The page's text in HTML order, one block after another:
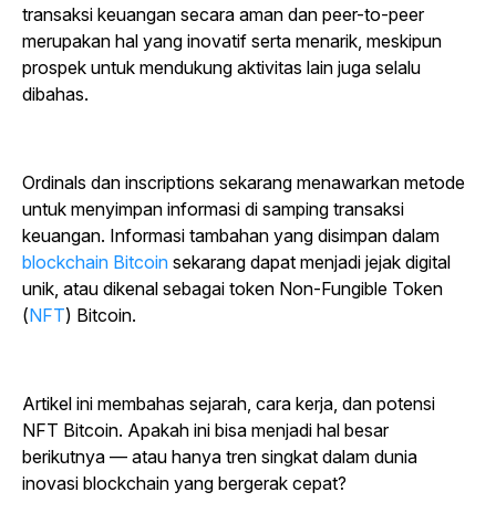
transaksi keuangan secara aman dan peer-to-peer
merupakan hal yang inovatif serta menarik, meskipun
prospek untuk mendukung aktivitas lain juga selalu
dibahas.
Ordinals dan inscriptions sekarang menawarkan metode
untuk menyimpan informasi di samping transaksi
keuangan. Informasi tambahan yang disimpan dalam
blockchain Bitcoin sekarang dapat menjadi jejak digital
unik, atau dikenal sebagai token Non-Fungible Token
(NFT) Bitcoin.
Artikel ini membahas sejarah, cara kerja, dan potensi
NFT Bitcoin. Apakah ini bisa menjadi hal besar
berikutnya — atau hanya tren singkat dalam dunia
inovasi blockchain yang bergerak cepat?